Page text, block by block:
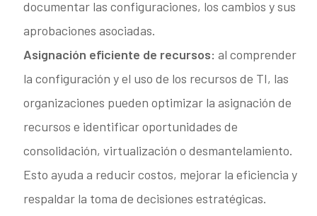
documentar las configuraciones, los cambios y sus
aprobaciones asociadas.
Asignación eficiente de recursos: al comprender
la configuración y el uso de los recursos de TI, las
organizaciones pueden optimizar la asignación de
recursos e identificar oportunidades de
consolidación, virtualización o desmantelamiento.
Esto ayuda a reducir costos, mejorar la eficiencia y
respaldar la toma de decisiones estratégicas.